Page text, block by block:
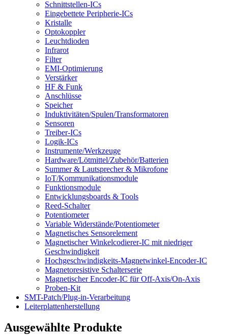
Schnittstellen-ICs
Eingebettete Peripherie-ICs
Kristalle
Optokoppler
Leuchtdioden
Infrarot
Filter
EMI-Optimierung
Verstärker
HF & Funk
Anschlüsse
Speicher
Induktivitäten/Spulen/Transformatoren
Sensoren
Treiber-ICs
Logik-ICs
Instrumente/Werkzeuge
Hardware/Lötmittel/Zubehör/Batterien
Summer & Lautsprecher & Mikrofone
IoT/Kommunikationsmodule
Funktionsmodule
Entwicklungsboards & Tools
Reed-Schalter
Potentiometer
Variable Widerstände/Potentiometer
Magnetisches Sensorelement
Magnetischer Winkelcodierer-IC mit niedriger
Geschwindigkeit
Hochgeschwindigkeits-Magnetwinkel-Encoder-IC
Magnetoresistive Schalterserie
Magnetischer Encoder-IC für Off-Axis/On-Axis
Proben-Kit
SMT-Patch/Plug-in-Verarbeitung
Leiterplattenherstellung
Ausgewählte Produkte